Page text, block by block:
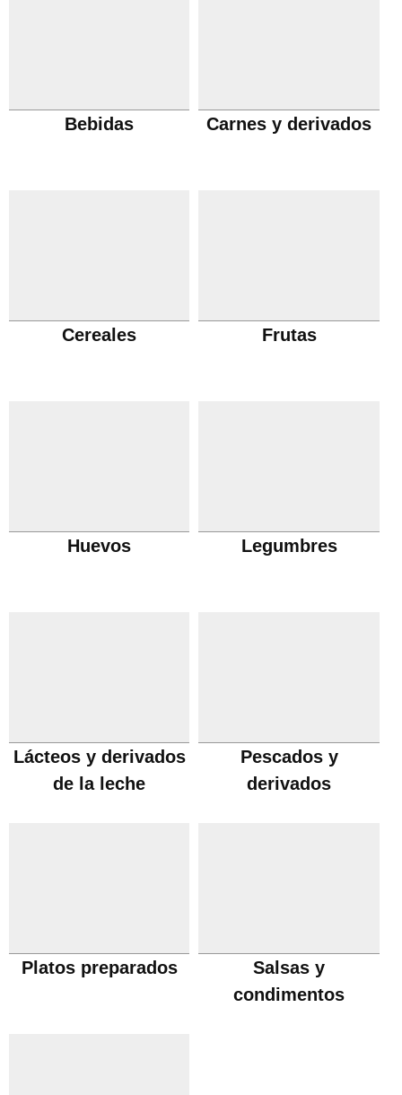
Bebidas Carnes y derivados
Cereales Frutas
Huevos Legumbres
Lácteos y derivados
de la leche
Pescados y
derivados
Platos preparados
Salsas y
condimentos